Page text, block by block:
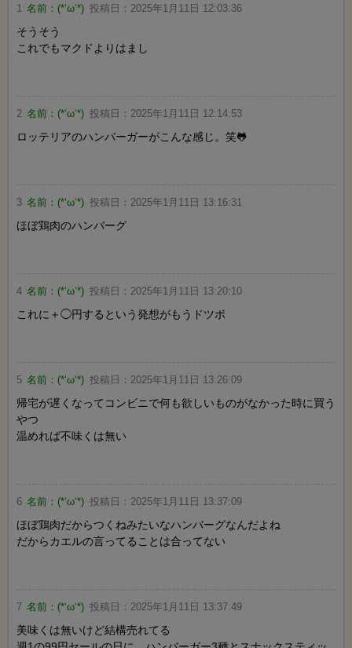
1 名前： (*‘ω‘*) 投稿日： 2025年1月11日 12:03:36
そうそう
これでもマクドよりはまし
2 名前： (*‘ω‘*) 投稿日： 2025年1月11日 12:14:53
ロッテリアのハンバーガーがこんな感じ。笑🐸
3 名前： (*‘ω‘*) 投稿日： 2025年1月11日 13:16:31
ほぼ鶏肉のハンバーグ
4 名前： (*‘ω‘*) 投稿日： 2025年1月11日 13:20:10
これに＋◯円するという発想がもうドツボ
5 名前： (*‘ω‘*) 投稿日： 2025年1月11日 13:26:09
帰宅が遅くなってコンビニで何も欲しいものがなかった時に買う
やつ
温めれば不味くは無い
6 名前： (*‘ω‘*) 投稿日： 2025年1月11日 13:37:09
ほぼ鶏肉だからつくねみたいなハンバーグなんだよね
だからカエルの言ってることは合ってない
7 名前： (*‘ω‘*) 投稿日： 2025年1月11日 13:37:49
美味くは無いけど結構売れてる